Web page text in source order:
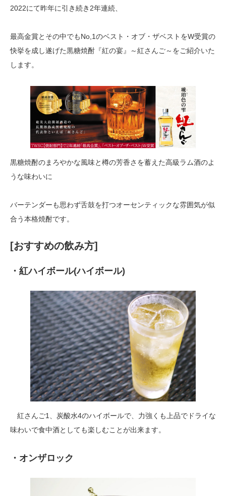
2022にて昨年に引き続き2年連続、
最高金賞とその中でもNo,1のベスト・オブ・ザベストをW受賞の
快挙を成し遂げた黒糖焼酎『紅の宴』～紅さんご～をご紹介いた
します。
黒糖焼酎のまろやかな風味と樽の芳香さを蓄えた高級ラム酒のよ
うな味わいに
バーテンダーも思わず舌鼓を打つオーセンティックな雰囲気が似
合う本格焼酎です。
[おすすめの飲み方]
・紅ハイボール(ハイボール)
紅さんご1、炭酸水4のハイボールで、力強くも上品でドライな
味わいで食中酒としても楽しむことが出来ます。
・オンザロック